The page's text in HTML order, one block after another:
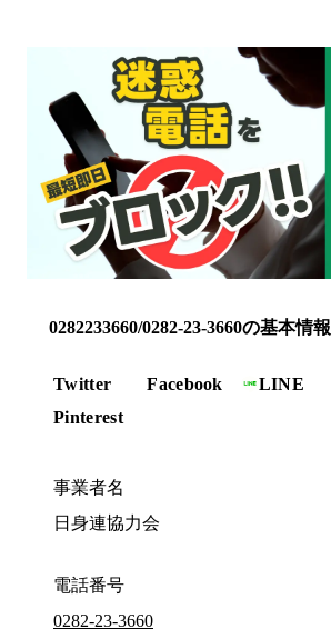
0282233660/0282-23-3660の基本情報
Twitter Facebook LINE
Pinterest
事業者名
日身連協力会
電話番号
0282-23-3660